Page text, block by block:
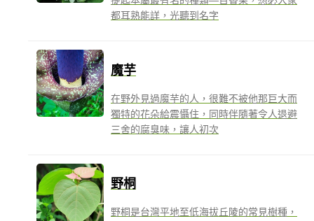
都耳熟能詳，光聽到名字
魔芋
在野外見過魔芋的人，很難不被他那巨大而
獨特的花朵給震懾住，同時伴隨著令人退避
三舍的腐臭味，讓人初次
野桐
野桐是台灣平地至低海拔丘陵的常見樹種，